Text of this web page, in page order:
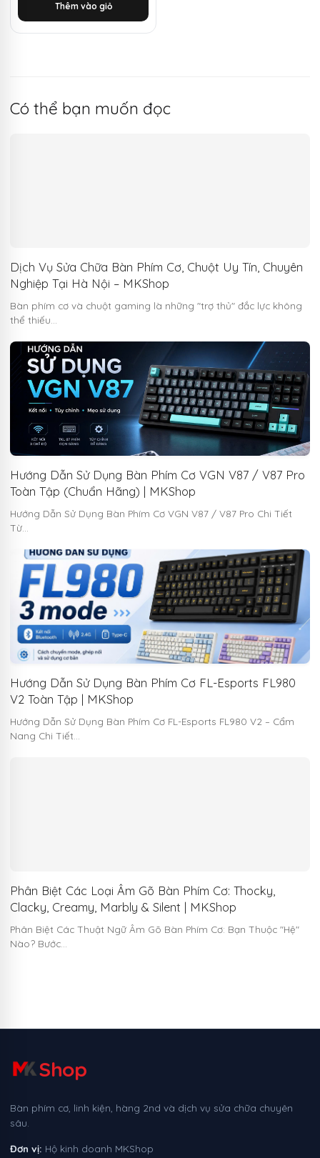
1.500.000 ₫.
là:
1.080.000 ₫.
Thêm vào giỏ
Có thể bạn muốn đọc
Dịch Vụ Sửa Chữa Bàn Phím Cơ, Chuột Uy Tín, Chuyên
Nghiệp Tại Hà Nội – MKShop
Bàn phím cơ và chuột gaming là những "trợ thủ" đắc lực không
thể thiếu…
Hướng Dẫn Sử Dụng Bàn Phím Cơ VGN V87 / V87 Pro
Toàn Tập (Chuẩn Hãng) | MKShop
Hướng Dẫn Sử Dụng Bàn Phím Cơ VGN V87 / V87 Pro Chi Tiết
Từ…
Hướng Dẫn Sử Dụng Bàn Phím Cơ FL-Esports FL980
V2 Toàn Tập | MKShop
Hướng Dẫn Sử Dụng Bàn Phím Cơ FL-Esports FL980 V2 – Cẩm
Nang Chi Tiết…
Phân Biệt Các Loại Âm Gõ Bàn Phím Cơ: Thocky,
Clacky, Creamy, Marbly & Silent | MKShop
Phân Biệt Các Thuật Ngữ Âm Gõ Bàn Phím Cơ: Bạn Thuộc "Hệ"
Nào? Bước…
Shop
Bàn phím cơ, linh kiện, hàng 2nd và dịch vụ sửa chữa chuyên
sâu.
Đơn vị: Hộ kinh doanh MKShop